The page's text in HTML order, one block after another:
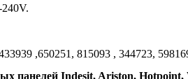
,650251, 815093 , 344723,
панелей Indesit, Ariston,